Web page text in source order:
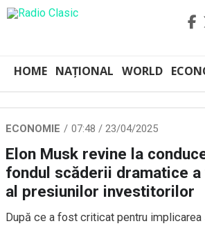
HOME NAȚIONAL WORLD
ECONOMIE 07:48 / 23/04/2025
Elon Musk revine la
fondul scăderii dramatice
al presiunilor investitorilor
După ce a fost criticat pentru